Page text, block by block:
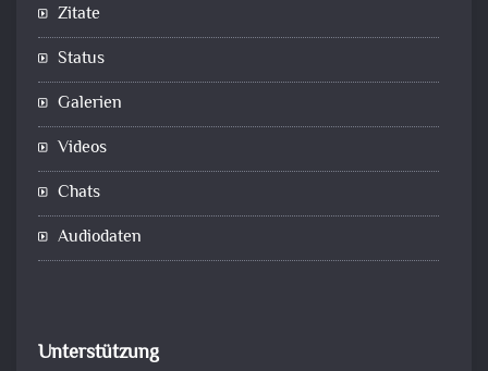
Zitate
Status
Galerien
Videos
Chats
Audiodaten
Unterstützung